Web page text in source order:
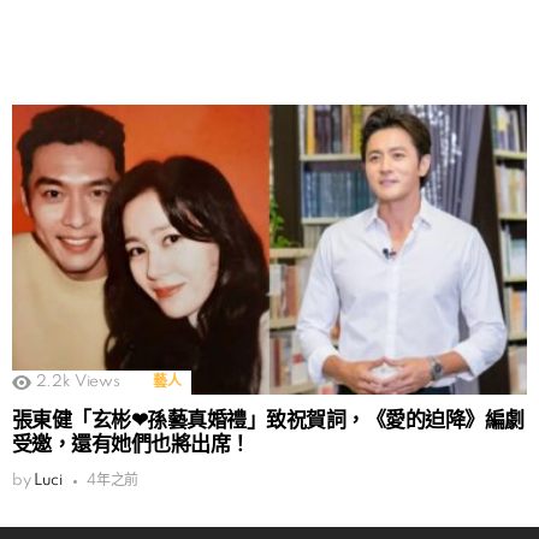
2.2k Views 藝人
張東健「玄彬❤孫藝真婚禮」致祝賀詞，《愛的迫降》編劇
受邀，還有她們也將出席！
by Luci 4年之前